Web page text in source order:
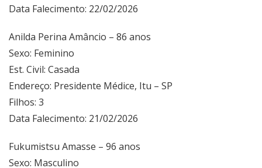
Data Falecimento: 22/02/2026
Anilda Perina Amâncio – 86 anos
Sexo: Feminino
Est. Civil: Casada
Endereço: Presidente Médice, Itu – SP
Filhos: 3
Data Falecimento: 21/02/2026
Fukumistsu Amasse – 96 anos
Sexo: Masculino